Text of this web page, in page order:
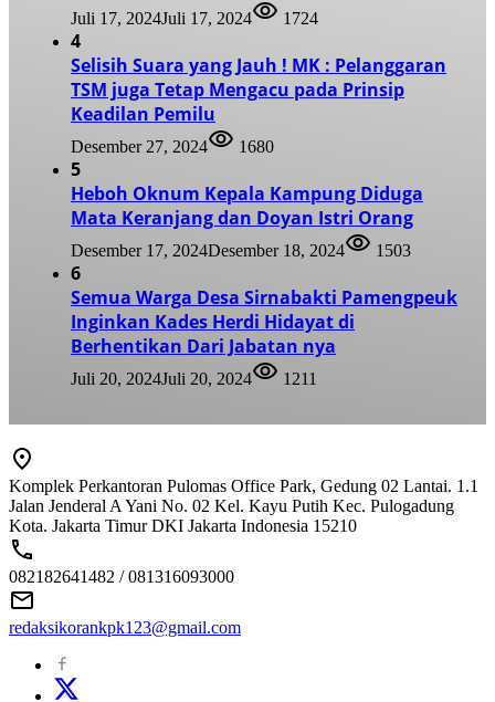
Juli 17, 2024Juli 17, 2024 1724
4
Selisih Suara yang Jauh ! MK : Pelanggaran
TSM juga Tetap Mengacu pada Prinsip
Keadilan Pemilu
Desember 27, 2024 1680
5
Heboh Oknum Kepala Kampung Diduga
Mata Keranjang dan Doyan Istri Orang
Desember 17, 2024Desember 18, 2024 1503
6
Semua Warga Desa Sirnabakti Pamengpeuk
Inginkan Kades Herdi Hidayat di
Berhentikan Dari Jabatan nya
Juli 20, 2024Juli 20, 2024 1211
Komplek Perkantoran Pulomas Office Park, Gedung 02 Lantai. 1.1
Jalan Jenderal A Yani No. 02 Kel. Kayu Putih Kec. Pulogadung
Kota. Jakarta Timur DKI Jakarta Indonesia 15210
082182641482 / 081316093000
redaksikorankpk123@gmail.com